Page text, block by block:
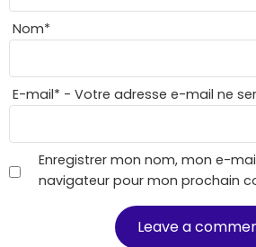
Nom*
E-mail* - Votre adresse e-mail ne
Enregistrer mon nom, mon e-
navigateur pour mon prochain